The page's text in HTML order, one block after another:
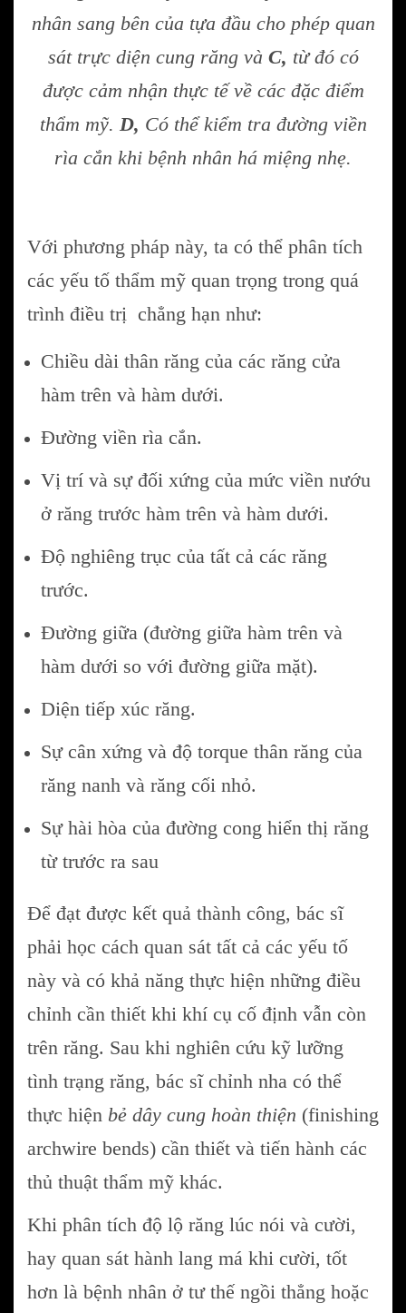
nhân sang bên của tựa đầu cho phép quan
sát trực diện cung răng và C, từ đó có
được cảm nhận thực tế về các đặc điểm
thẩm mỹ. D, Có thể kiểm tra đường viền
rìa cắn khi bệnh nhân há miệng nhẹ.
Với phương pháp này, ta có thể phân tích
các yếu tố thẩm mỹ quan trọng trong quá
trình điều trị chẳng hạn như:
Chiều dài thân răng của các răng cửa
hàm trên và hàm dưới.
Đường viền rìa cắn.
Vị trí và sự đối xứng của mức viền nướu
ở răng trước hàm trên và hàm dưới.
Độ nghiêng trục của tất cả các răng
trước.
Đường giữa (đường giữa hàm trên và
hàm dưới so với đường giữa mặt).
Diện tiếp xúc răng.
Sự cân xứng và độ torque thân răng của
răng nanh và răng cối nhỏ.
Sự hài hòa của đường cong hiển thị răng
từ trước ra sau
Để đạt được kết quả thành công, bác sĩ
phải học cách quan sát tất cả các yếu tố
này và có khả năng thực hiện những điều
chỉnh cần thiết khi khí cụ cố định vẫn còn
trên răng. Sau khi nghiên cứu kỹ lưỡng
tình trạng răng, bác sĩ chỉnh nha có thể
thực hiện bẻ dây cung hoàn thiện (finishing
archwire bends) cần thiết và tiến hành các
thủ thuật thẩm mỹ khác.
Khi phân tích độ lộ răng lúc nói và cười,
hay quan sát hành lang má khi cười, tốt
hơn là bệnh nhân ở tư thế ngồi thẳng hoặc